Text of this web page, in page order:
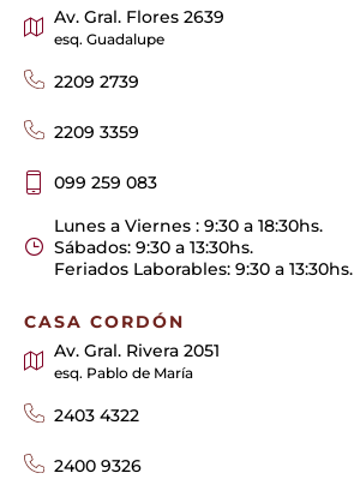
Av. Gral. Flores 2639
esq. Guadalupe
2209 2739
2209 3359
099 259 083
Lunes a Viernes : 9:30 a 18:30hs.
Sábados: 9:30 a 13:30hs.
Feriados Laborables: 9:30 a 13:30hs.
CASA CORDÓN
Av. Gral. Rivera 2051
esq. Pablo de María
2403 4322
2400 9326